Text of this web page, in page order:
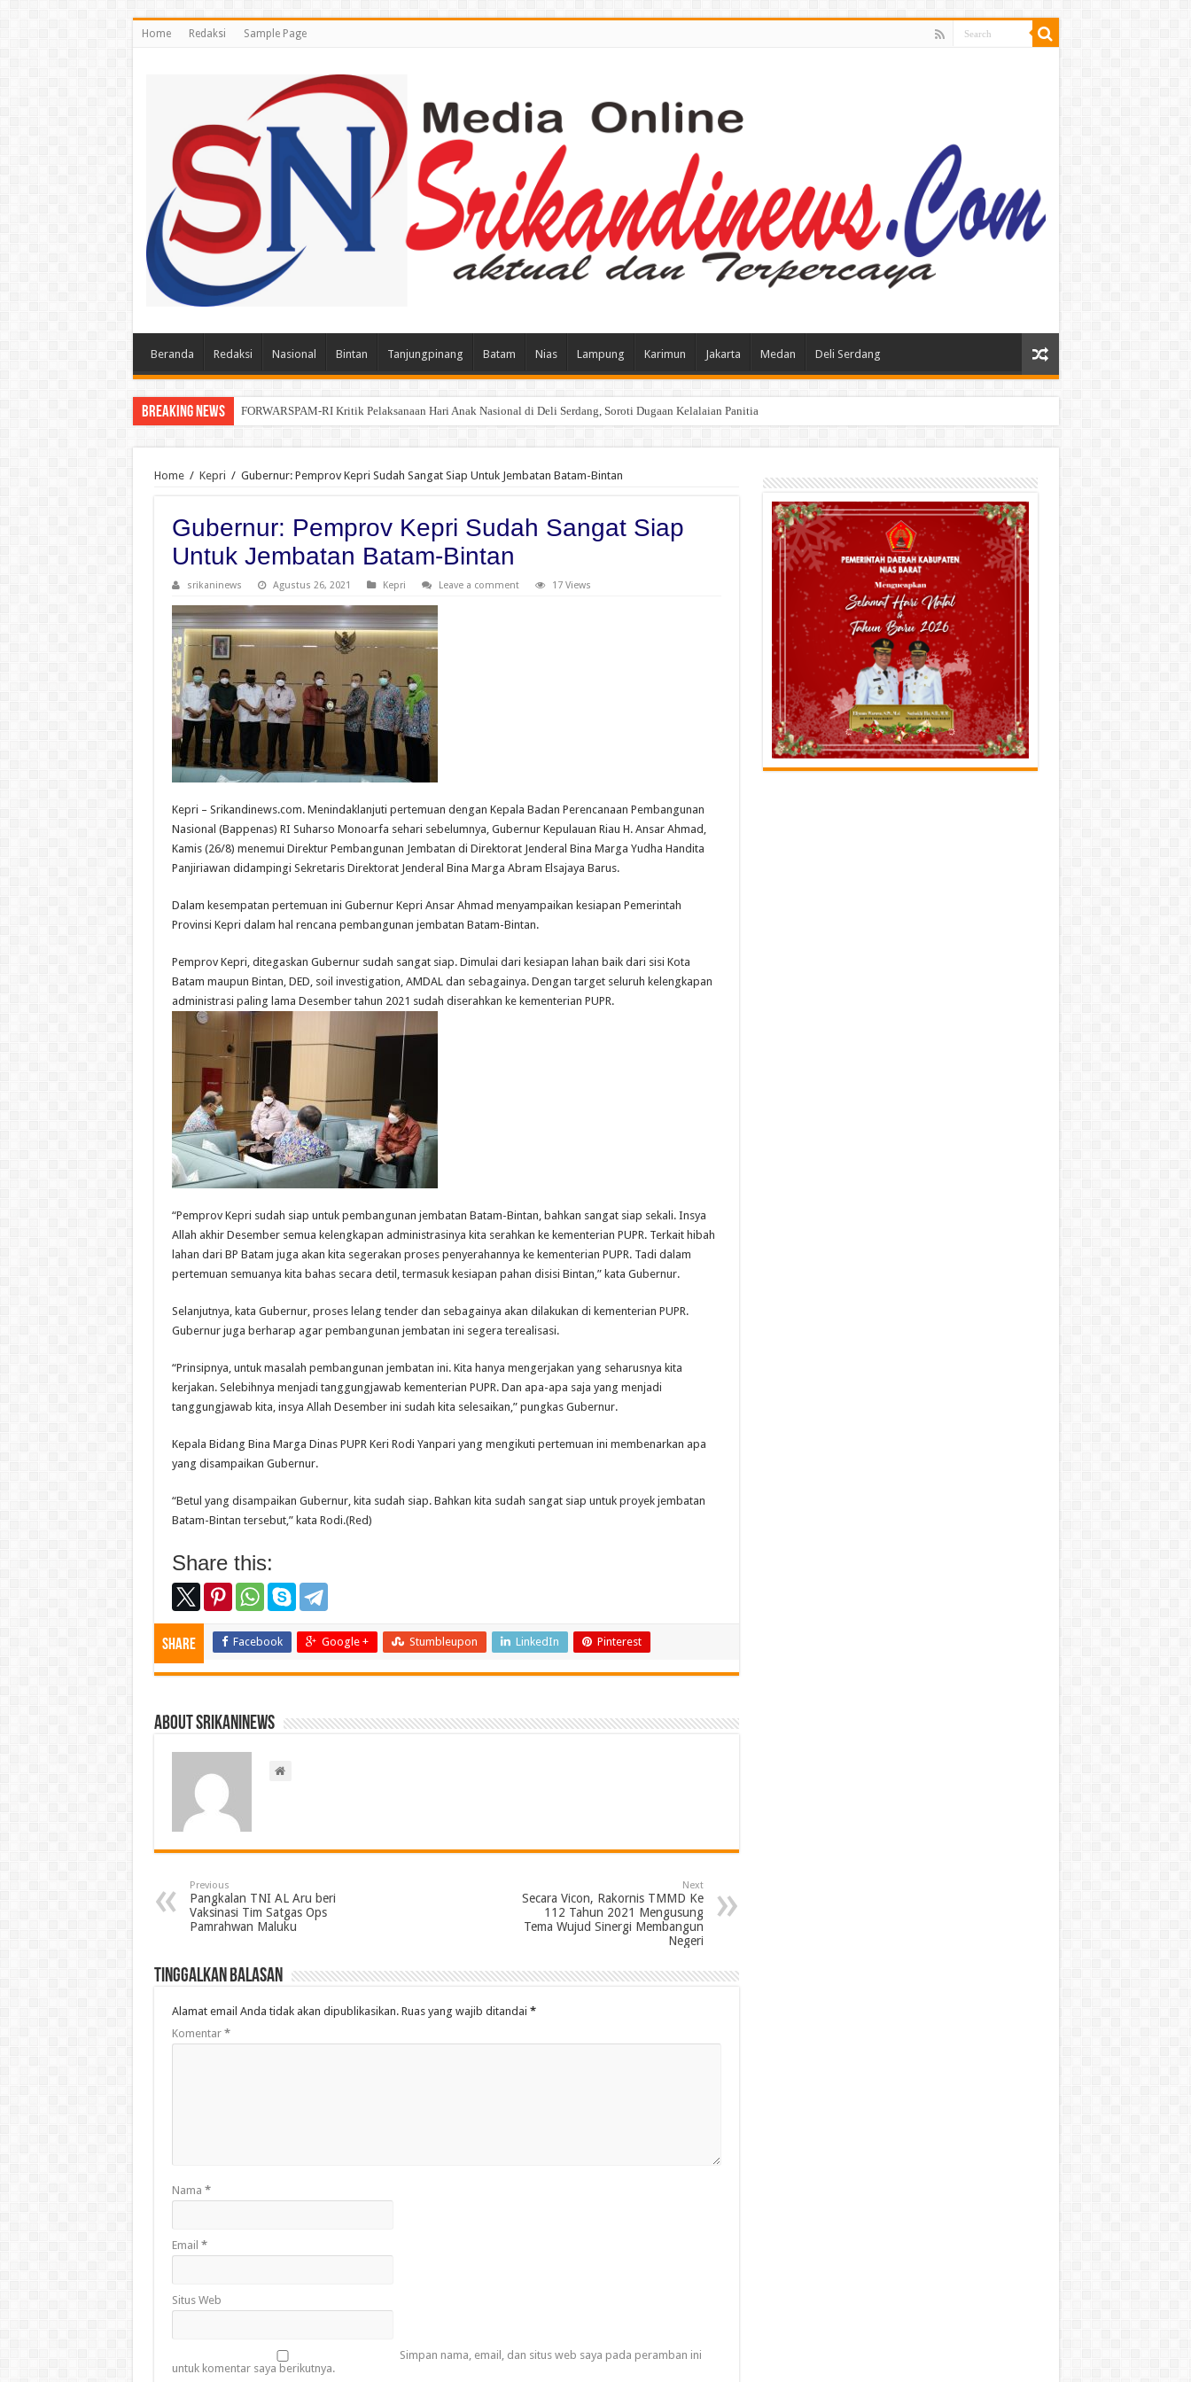
Home Redaksi Sample Page
Beranda Redaksi Nasional Bintan Tanjungpinang Batam Nias Lampung Karimun Jakarta Medan Deli Serdang
Breaking News FORWARSPAM-RI Kritik Pelaksanaan Hari Anak Nasional di Deli Serdang, Soroti Dugaan Kelalaian Panitia
Home / Kepri / Gubernur: Pemprov Kepri Sudah Sangat Siap Untuk Jembatan Batam-Bintan
Gubernur: Pemprov Kepri Sudah Sangat Siap
Untuk Jembatan Batam-Bintan
srikaninews Agustus 26, 2021 Kepri Leave a comment 17 Views
Kepri – Srikandinews.com. Menindaklanjuti pertemuan dengan Kepala Badan Perencanaan Pembangunan
Nasional (Bappenas) RI Suharso Monoarfa sehari sebelumnya, Gubernur Kepulauan Riau H. Ansar Ahmad,
Kamis (26/8) menemui Direktur Pembangunan Jembatan di Direktorat Jenderal Bina Marga Yudha Handita
Panjiriawan didampingi Sekretaris Direktorat Jenderal Bina Marga Abram Elsajaya Barus.
Dalam kesempatan pertemuan ini Gubernur Kepri Ansar Ahmad menyampaikan kesiapan Pemerintah
Provinsi Kepri dalam hal rencana pembangunan jembatan Batam-Bintan.
Pemprov Kepri, ditegaskan Gubernur sudah sangat siap. Dimulai dari kesiapan lahan baik dari sisi Kota
Batam maupun Bintan, DED, soil investigation, AMDAL dan sebagainya. Dengan target seluruh kelengkapan
administrasi paling lama Desember tahun 2021 sudah diserahkan ke kementerian PUPR.
“Pemprov Kepri sudah siap untuk pembangunan jembatan Batam-Bintan, bahkan sangat siap sekali. Insya
Allah akhir Desember semua kelengkapan administrasinya kita serahkan ke kementerian PUPR. Terkait hibah
lahan dari BP Batam juga akan kita segerakan proses penyerahannya ke kementerian PUPR. Tadi dalam
pertemuan semuanya kita bahas secara detil, termasuk kesiapan pahan disisi Bintan,” kata Gubernur.
Selanjutnya, kata Gubernur, proses lelang tender dan sebagainya akan dilakukan di kementerian PUPR.
Gubernur juga berharap agar pembangunan jembatan ini segera terealisasi.
“Prinsipnya, untuk masalah pembangunan jembatan ini. Kita hanya mengerjakan yang seharusnya kita
kerjakan. Selebihnya menjadi tanggungjawab kementerian PUPR. Dan apa-apa saja yang menjadi
tanggungjawab kita, insya Allah Desember ini sudah kita selesaikan,” pungkas Gubernur.
Kepala Bidang Bina Marga Dinas PUPR Keri Rodi Yanpari yang mengikuti pertemuan ini membenarkan apa
yang disampaikan Gubernur.
“Betul yang disampaikan Gubernur, kita sudah siap. Bahkan kita sudah sangat siap untuk proyek jembatan
Batam-Bintan tersebut,” kata Rodi.(Red)
Share this:
Share Facebook Google + Stumbleupon LinkedIn Pinterest
About srikaninews
Previous
Pangkalan TNI AL Aru beri
Vaksinasi Tim Satgas Ops
Pamrahwan Maluku
Next
Secara Vicon, Rakornis TMMD Ke
112 Tahun 2021 Mengusung
Tema Wujud Sinergi Membangun
Negeri
Tinggalkan Balasan
Alamat email Anda tidak akan dipublikasikan. Ruas yang wajib ditandai *
Komentar *
Nama *
Email *
Situs Web
Simpan nama, email, dan situs web saya pada peramban ini
untuk komentar saya berikutnya.